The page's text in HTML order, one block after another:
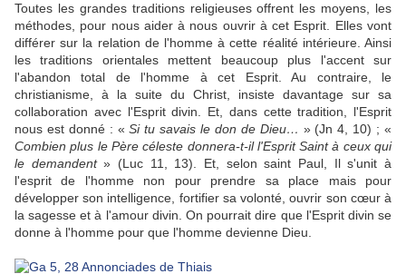
Toutes les grandes traditions religieuses offrent les moyens, les
méthodes, pour nous aider à nous ouvrir à cet Esprit. Elles vont
différer sur la relation de l'homme à cette réalité intérieure. Ainsi
les traditions orientales mettent beaucoup plus l'accent sur
l'abandon total de l'homme à cet Esprit. Au contraire, le
christianisme, à la suite du Christ, insiste davantage sur sa
collaboration avec l'Esprit divin. Et, dans cette tradition, l'Esprit
nous est donné : «Si tu savais le don de Dieu… » (Jn 4, 10) ; «
Combien plus le Père céleste donnera-t-il l'Esprit Saint à ceux qui
le demandent» (Luc 11, 13). Et, selon saint Paul, Il s'unit à
l'esprit de l'homme non pour prendre sa place mais pour
développer son intelligence, fortifier sa volonté, ouvrir son cœur à
la sagesse et à l'amour divin. On pourrait dire que l'Esprit divin se
donne à l'homme pour que l'homme devienne Dieu.